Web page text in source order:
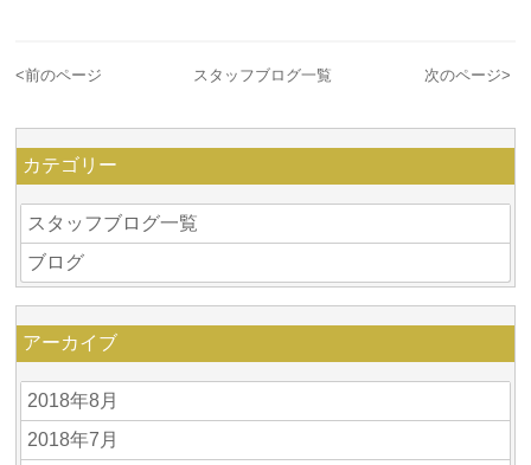
<前のページ スタッフブログ一覧 次のページ>
カテゴリー
スタッフブログ一覧
ブログ
アーカイブ
2018年8月
2018年7月